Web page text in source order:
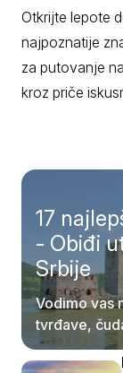
Otkrijte lepote
najpoznatije
za putovanje
kroz priče
17
- Obiđi
Srbije
Vodimo vas
tvrđave,